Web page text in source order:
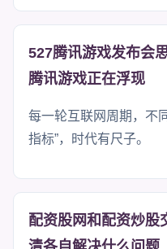
527腾讯游戏发布会
腾讯游戏正在浮现
每一轮互联网周期，不
指标”，时代有尺子。
配资股网和配资炒股